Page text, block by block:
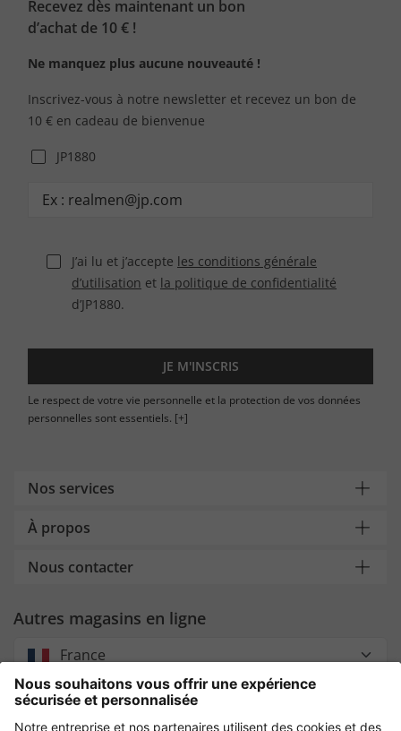
Recevez dès maintenant un bon
d’achat de 10 € !
Ne manquez plus aucune nouveauté !
Inscrivez-vous à notre newsletter et recevez un bon de
10 € en cadeau de bienvenue
JP1880
J’ai lu et j’accepte les conditions générale
d’utilisation et la politique de confidentialité
d’JP1880.
JE M'INSCRIS
Le respect de votre vie personnelle et la protection de vos données
personnelles sont essentiels. [+]
Nos services
À propos
Nous contacter
Autres magasins en ligne
France
Payment and Delivery